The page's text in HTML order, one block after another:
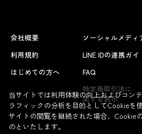
会社概要
利用規約
はじめての方へ
ソーシャルメディ
LINE IDの連携ガイ
FAQ
特定商取引法に
関する表示
当サイトでは利用体験の向上およびコン
ラフィックの分析を目的としてCookieを
サイトの閲覧を継続された場合、Cookie
のといたします。